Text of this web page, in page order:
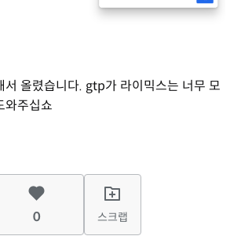
서 올렸습니다. gtp가 라이믹스는 너무 모
와주십쇼
0 스크랩